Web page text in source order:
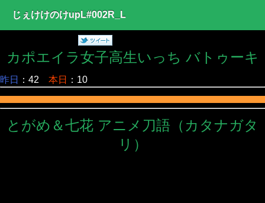
じぇけけのけupL#002R_L
カポエイラ女子高生いっち バトゥーキ
昨日 ：42 本日 ：10
とがめ＆七花 アニメ刀語（カタナガタ
リ）